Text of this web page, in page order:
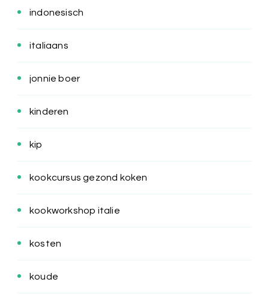
indonesisch
italiaans
jonnie boer
kinderen
kip
kookcursus gezond koken
kookworkshop italie
kosten
koude